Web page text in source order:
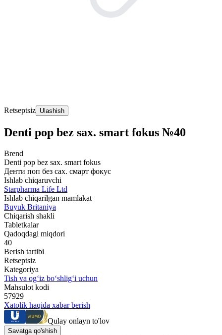
Retseptsiz Ulashish
Denti pop bez sax. smart fokus №40
Brend
Denti pop bez sax. smart fokus
Денти поп без сах. смарт фокус
Ishlab chiqaruvchi
Starpharma Life Ltd
Ishlab chiqarilgan mamlakat
Buyuk Britaniya
Chiqarish shakli
Tabletkalar
Qadoqdagi miqdori
40
Berish tartibi
Retseptsiz
Kategoriya
Tish va og‘iz bo‘shlig‘i uchun
Mahsulot kodi
57929
Xatolik haqida xabar berish
Qulay onlayn to'lov
Savatga qo'shish